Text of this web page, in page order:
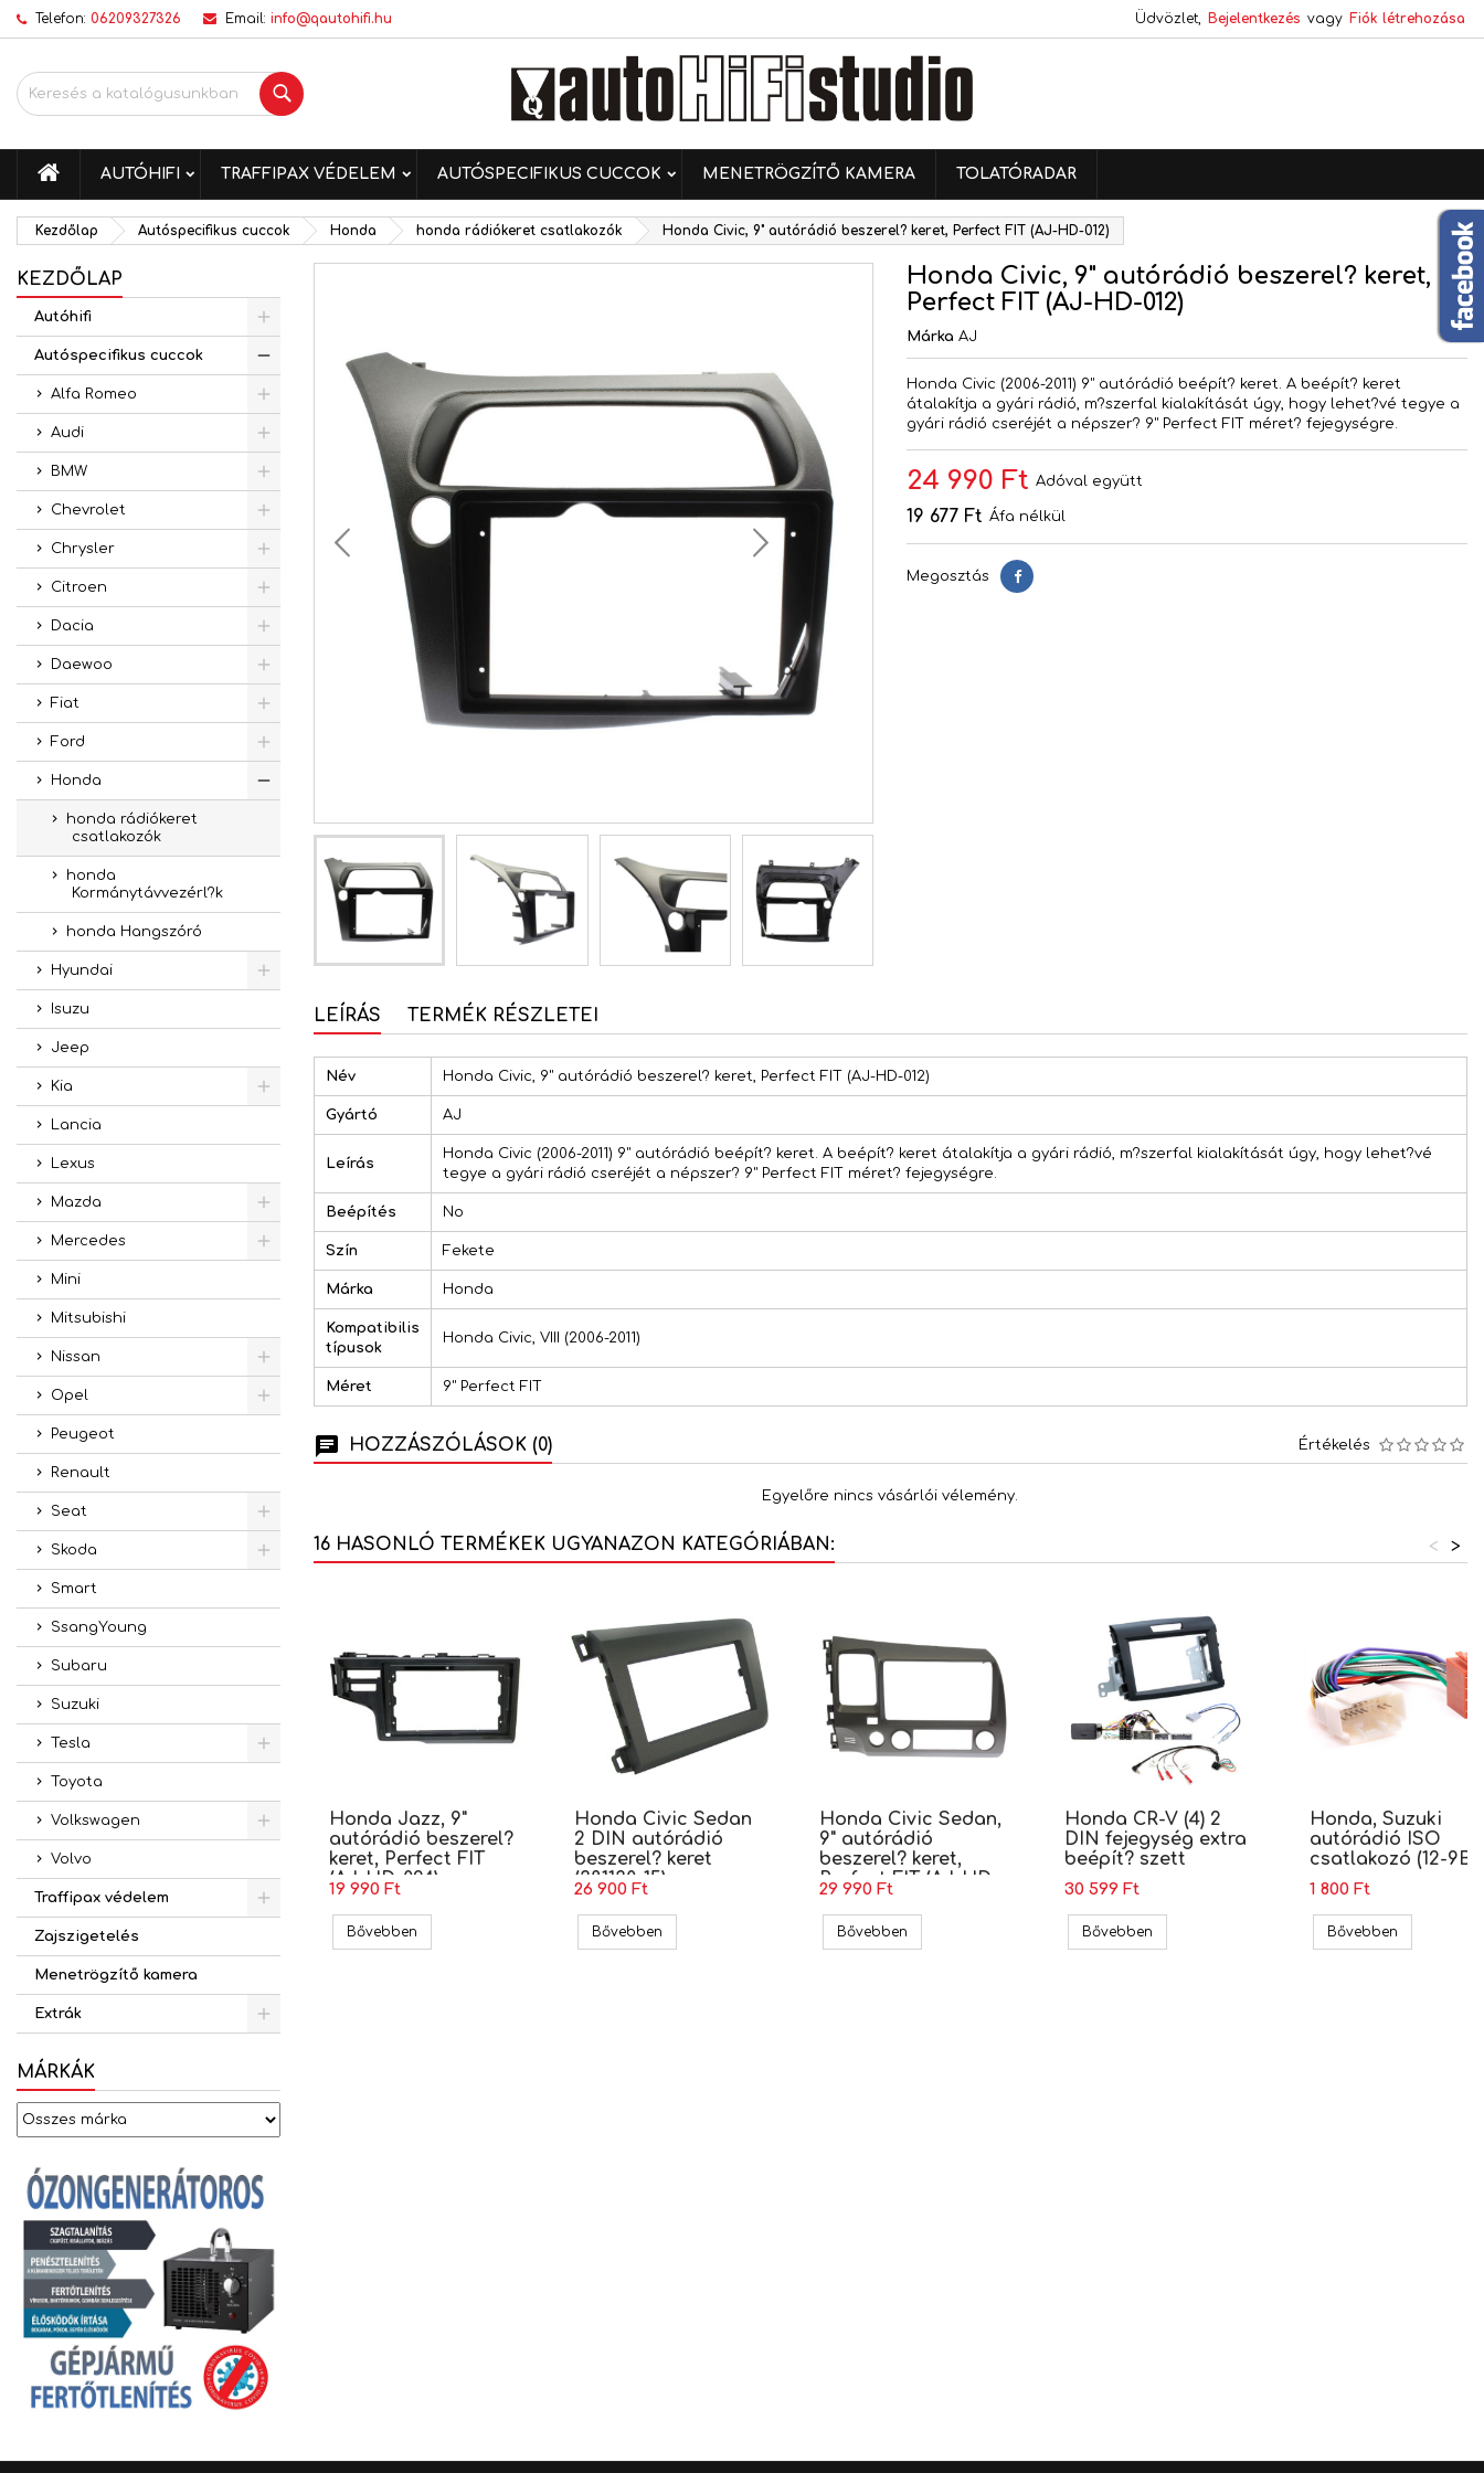
Telefon: 06209327326 Email: info@qautohifi.hu Üdvözlet, Bejelentkezés vagy Fiók létrehozása
Keresés
KEZDŐLAP
AUTÓHIFI TRAFFIPAX VÉDELEM AUTÓSPECIFIKUS CUCCOK MENETRÖGZÍTŐ KAMERA TOLATÓRADAR
Kezdőlap Autóspecifikus cuccok Honda honda rádiókeret csatlakozók Honda Civic, 9" autórádió beszerel? keret, Perfect FIT (AJ-HD-012)
KEZDŐLAP
Autóhifi
Autóspecifikus cuccok
Alfa Romeo
Audi
BMW
Chevrolet
Chrysler
Citroen
Dacia
Daewoo
Fiat
Ford
Honda
honda rádiókeret
csatlakozók
honda
Kormánytávvezérl?k
honda Hangszóró
Hyundai
Isuzu
Jeep
Kia
Lancia
Lexus
Mazda
Mercedes
Mini
Mitsubishi
Nissan
Opel
Peugeot
Renault
Seat
Skoda
Smart
SsangYoung
Subaru
Suzuki
Tesla
Toyota
Volkswagen
Volvo
Traffipax védelem
Zajszigetelés
Menetrögzítő kamera
Extrák
MÁRKÁK
Honda Civic, 9" autórádió beszerel? keret,
Perfect FIT (AJ-HD-012)
Márka AJ
Honda Civic (2006-2011) 9" autórádió beépít? keret. A beépít? keret
átalakítja a gyári rádió, m?szerfal kialakítását úgy, hogy lehet?vé tegye a
gyári rádió cseréjét a népszer? 9" Perfect FIT méret? fejegységre.
24 990 Ft Adóval együtt
19 677 Ft Áfa nélkül
Megosztás Megosztás
LEÍRÁS TERMÉK RÉSZLETEI
Név Honda Civic, 9" autórádió beszerel? keret, Perfect FIT (AJ-HD-012)
Gyártó AJ
Leírás
Honda Civic (2006-2011) 9" autórádió beépít? keret. A beépít? keret átalakítja a gyári rádió, m?szerfal kialakítását úgy, hogy lehet?vé
tegye a gyári rádió cseréjét a népszer? 9" Perfect FIT méret? fejegységre.
Beépítés No
Szín Fekete
Márka Honda
Kompatibilis
típusok
Honda Civic, VIII (2006-2011)
Méret 9" Perfect FIT
HOZZÁSZÓLÁSOK (0) Értékelés
Egyelőre nincs vásárlói vélemény.
16 HASONLÓ TERMÉKEK UGYANAZON KATEGÓRIÁBAN: >
<
Honda Jazz, 9"
autórádió beszerel?
keret, Perfect FIT
(AJ-HD-094)
19 990 Ft
BővebbenHonda Jazz, 9" autórádió beszerel? keret, Perfect FIT (AJ-HD-094)
Honda Civic Sedan
2 DIN autórádió
beszerel? keret
(381130-15)
26 900 Ft
BővebbenHonda Civic Sedan 2 DIN autórádió beszerel? keret (381130-15)
Honda Civic Sedan,
9" autórádió
beszerel? keret,
Perfect FIT (AJ-HD-
074)
29 990 Ft
BővebbenHonda Civic Sedan, 9" autórádió beszerel? keret, Perfect FIT (AJ-HD-074)
Honda CR-V (4) 2
DIN fejegység extra
beépít? szett
30 599 Ft
BővebbenHonda CR-V (4) 2 DIN fejegység extra beépít?
Honda, Suzuki
autórádió ISO
csatlakozó (12-9B)
1 800 Ft
BővebbenHonda,
Kívánságlistáim
Új lista létrehozása
Kívánságlista létrehozása
Mégsem Kívánságlista létrehozása
Bejelentkezés
Be kell jelentkezned a termékek kívánságlistába történő